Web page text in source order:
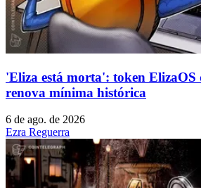
'Eliza está morta': token ElizaOS
renova mínima histórica
6 de ago. de 2026
Ezra Reguerra